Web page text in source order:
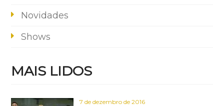
Novidades
Shows
MAIS LIDOS
7 de dezembro de 2016